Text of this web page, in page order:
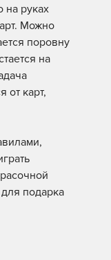
на руках
Можно
поровну
на
от карт,
подарка